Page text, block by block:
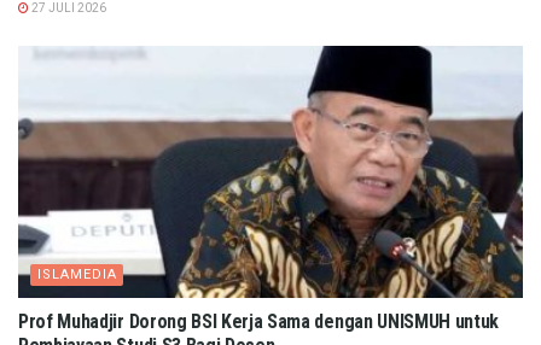
27 JULI 2026
ISLAMEDIA
Prof Muhadjir Dorong BSI Kerja Sama dengan UNISMUH untuk